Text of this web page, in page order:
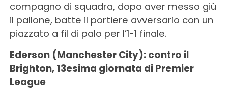
compagno di squadra, dopo aver messo giù
il pallone, batte il portiere avversario con un
piazzato a fil di palo per l’1-1 finale.
Ederson (Manchester City): contro il
Brighton, 13esima giornata di Premier
League